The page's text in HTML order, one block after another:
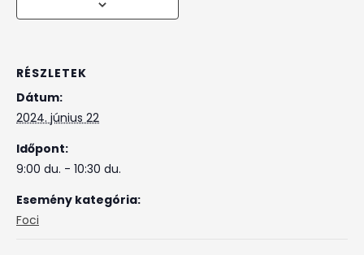
RÉSZLETEK
Dátum:
2024. június 22
Időpont:
9:00 du. - 10:30 du.
Esemény kategória:
Foci